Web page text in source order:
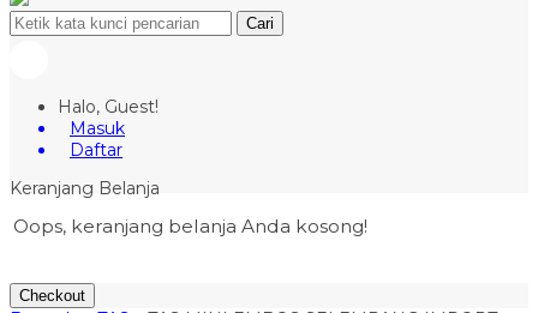
Cari
Halo, Guest!
Masuk
Daftar
Keranjang Belanja
Oops, keranjang belanja Anda kosong!
Checkout